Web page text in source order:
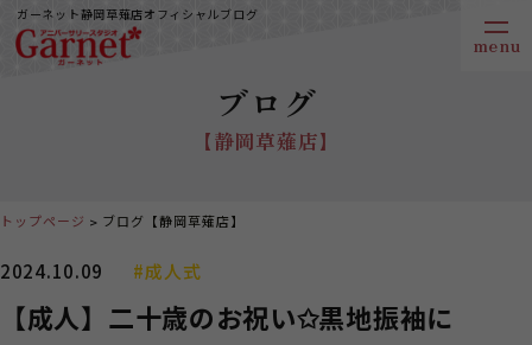
ガーネット静岡草薙店オフィシャルブログ
ブログ
【静岡草薙店】
2024.10.09 #成人式
【成人】二十歳のお祝い✩黒地振袖に
トップページ ブログ【静岡草薙店】